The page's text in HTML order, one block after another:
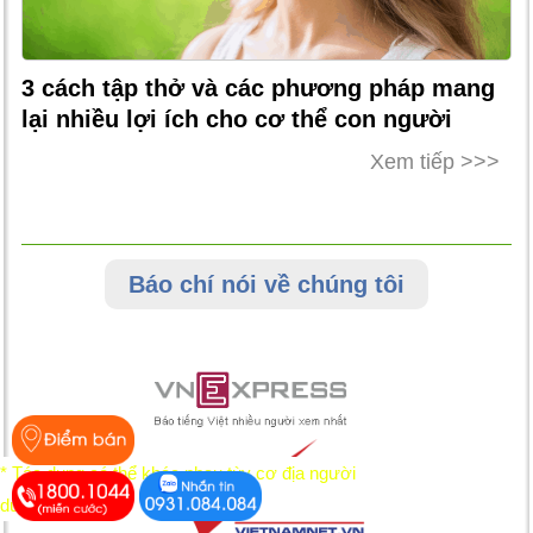
3 cách tập thở và các phương pháp mang
lại nhiều lợi ích cho cơ thể con người
Xem tiếp >>>
Báo chí nói về chúng tôi
* Tác dụng có thể khác nhau tùy cơ địa người
dùng